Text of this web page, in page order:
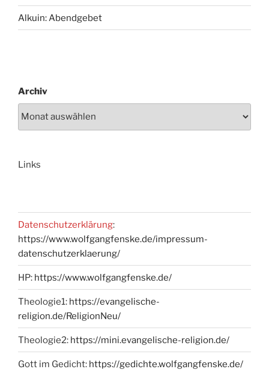
Alkuin: Abendgebet
Archiv
Links
Datenschutzerklärung:
https://www.wolfgangfenske.de/impressum-
datenschutzerklaerung/
HP: https://www.wolfgangfenske.de/
Theologie1: https://evangelische-
religion.de/ReligionNeu/
Theologie2: https://mini.evangelische-religion.de/
Gott im Gedicht: https://gedichte.wolfgangfenske.de/